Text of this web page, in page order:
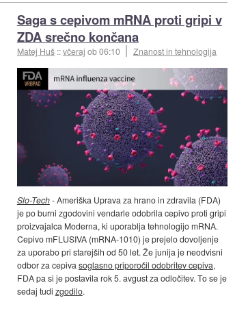
Saga s cepivom mRNA proti gripi v
ZDA srečno končana
Matej Huš ::včeraj ob 06:10 Znanost in tehnologija
Slo-Tech- Ameriška Uprava za hrano in zdravila (FDA)
je po burni zgodovini vendarle odobrila cepivo proti gripi
proizvajalca Moderna, ki uporablja tehnologijo mRNA.
Cepivo mFLUSIVA (mRNA-1010) je prejelo dovoljenje
za uporabo pri starejših od 50 let. Že junija je neodvisni
odbor za cepiva soglasno priporočil odobritev cepiva,
FDA pa si je postavila rok 5. avgust za odločitev. To se je
sedaj tudi zgodilo.